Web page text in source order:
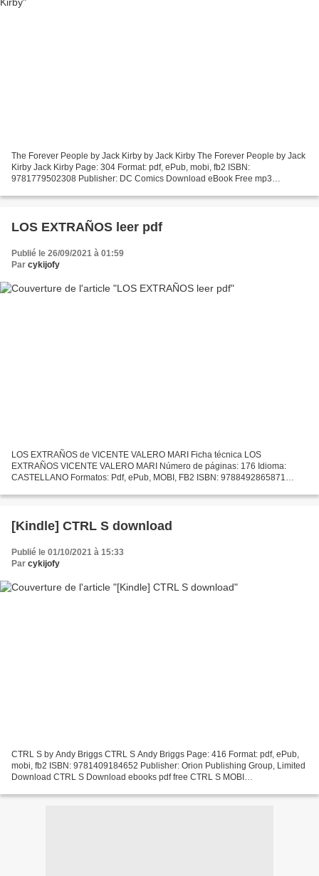
The Forever People by Jack Kirby by Jack Kirby The Forever People by Jack
Kirby Jack Kirby Page: 304 Format: pdf, ePub, mobi, fb2 ISBN:
9781779502308 Publisher: DC Comics Download eBook Free mp3
LOS EXTRAÑOS leer pdf
Publié le 26/09/2021 à 01:59
Par cykijofy
LOS EXTRAÑOS de VICENTE VALERO MARI Ficha técnica LOS
EXTRAÑOS VICENTE VALERO MARI Número de páginas: 176 Idioma:
CASTELLANO Formatos: Pdf, ePub, MOBI, FB2 ISBN: 9788492865871
Descargar...
[Kindle] CTRL S download
Publié le 01/10/2021 à 15:33
Par cykijofy
CTRL S by Andy Briggs CTRL S Andy Briggs Page: 416 Format: pdf, ePub,
mobi, fb2 ISBN: 9781409184652 Publisher: Orion Publishing Group, Limited
Download CTRL S Download ebooks pdf free CTRL S MOBI